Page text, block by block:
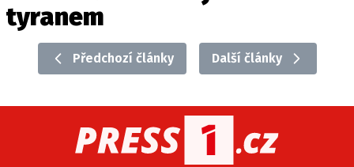
tyranem
Předchozí články Další články